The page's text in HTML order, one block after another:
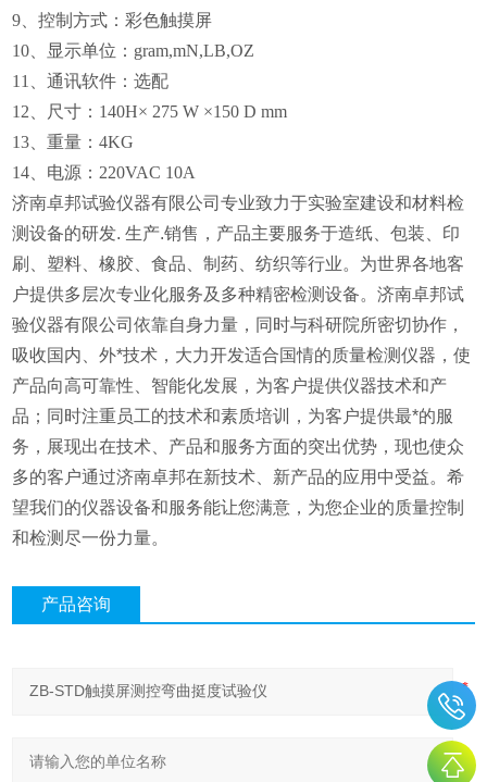
9、控制方式：彩色触摸屏
10、
显示单位：gram,mN,LB,OZ
11、通讯软件：选配
12、
尺寸：140H× 275 W ×150 D mm
13、重量：4KG
14、 电源：220VAC 10A
济南卓邦试验仪器有限公司专业致力于实验室建设和材料检
测设备的研发. 生产.销售，产品主要服务于造纸、包装、印
刷、塑料、橡胶、食品、制药、纺织等行业。为世界各地客
户提供多层次专业化服务及多种精密检测设备。济南卓邦试
验仪器有限公司依靠自身力量，同时与科研院所密切协作，
吸收国内、外*技术，大力开发适合国情的质量检测仪器，使
产品向高可靠性、智能化发展，为客户提供仪器技术和产
品；同时注重员工的技术和素质培训，为客户提供最*的服
务，展现出在技术、产品和服务方面的突出优势，现也使众
多的客户通过济南卓邦在新技术、新产品的应用中受益。希
望我们的仪器设备和服务能让您满意，为您企业的质量控制
和检测尽一份力量。
产品咨询